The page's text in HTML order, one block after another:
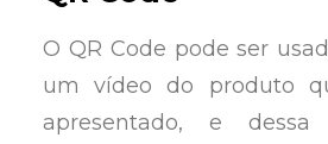
O QR Code pode ser
um vídeo do produto
apresentado, e dessa